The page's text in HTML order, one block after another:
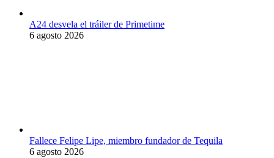
A24 desvela el tráiler de Primetime
6 agosto 2026
Fallece Felipe Lipe, miembro fundador de Tequila
6 agosto 2026